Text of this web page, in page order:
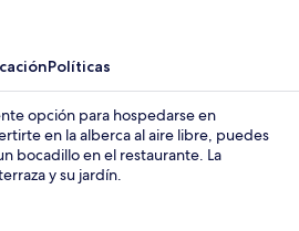
Políticas
opción para hospedarse en
en la alberca al aire libre, puedes
bocadillo en el restaurante. La
y su jardín.